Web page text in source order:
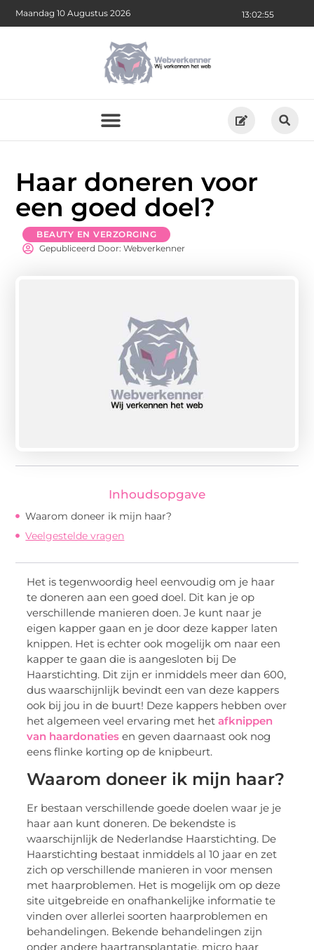
13:02:55
Maandag 10 Augustus 2026
Haar doneren voor
een goed doel?
BEAUTY EN VERZORGING
Gepubliceerd Door: Webverkenner
Inhoudsopgave
Waarom doneer ik mijn haar?
Veelgestelde vragen
Het is tegenwoordig heel eenvoudig om je haar
te doneren aan een goed doel. Dit kan je op
verschillende manieren doen. Je kunt naar je
eigen kapper gaan en je door deze kapper laten
knippen. Het is echter ook mogelijk om naar een
kapper te gaan die is aangesloten bij De
Haarstichting. Dit zijn er inmiddels meer dan 600,
dus waarschijnlijk bevindt een van deze kappers
ook bij jou in de buurt! Deze kappers hebben over
het algemeen veel ervaring met hetafknippen
van haardonaties en geven daarnaast ook nog
eens flinke korting op de knipbeurt.
Waarom doneer ik mijn haar?
Er bestaan verschillende goede doelen waar je je
haar aan kunt doneren. De bekendste is
waarschijnlijk de Nederlandse Haarstichting. De
Haarstichting bestaat inmiddels al 10 jaar en zet
zich op verschillende manieren in voor mensen
met haarproblemen. Het is mogelijk om op deze
site uitgebreide en onafhankelijke informatie te
vinden over allerlei soorten haarproblemen en
behandelingen. Bekende behandelingen zijn
onder andere haartransplantatie, micro haar